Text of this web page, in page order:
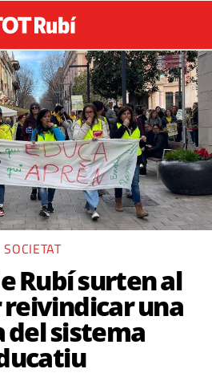
SOCIETAT
Rubí surten al
una
del sistema